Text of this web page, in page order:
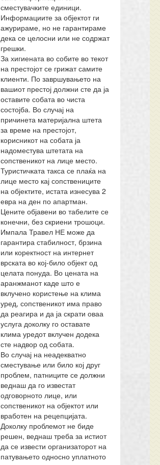
сместувачките единици.
Информациите за објектот ги
ажурираме, но не гарантираме
дека се целосни или не содржат
грешки.
За хигиената во собите во текот
на престојот се грижат самите
клиенти. По завршувањето на
вашиот престој должни сте да ја
оставите собата во чиста
состојба. Во случај на
причинета материјална штета
за време на престојот,
корисникот на собата ја
надоместува штетата на
сопственикот на лице место.
Туристичката такса се плаќа на
лице место кај сопствениците
на објектите, истата изнесува 2
евра на ден по апартман.
Цените објавени во табелите се
конечни, без скриени трошоци.
Импала Травел НЕ може да
гарантира стабилност, брзина
или коректност на интернет
врската во кој-било објект од
целата понуда. Во цената на
аранжманот каде што е
вклучено користење на клима
уред, сопственикот има право
да реагира и да ја скрати оваа
услуга доколку го оставате
клима уредот вклучен додека
сте надвор од собата.
Во случај на неадекватно
сместување или било кој друг
проблем, патниците се должни
веднаш да го известат
одговорното лице, или
сопственикот на објектот или
вработен на рецепцијата.
Доколку проблемот не биде
решен, веднаш треба за истиот
да се извести организаторот на
патувањето односно уплатното